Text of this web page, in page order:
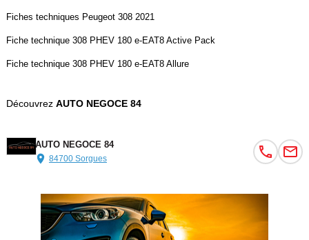
Fiches techniques Peugeot 308 2021
Fiche technique 308 PHEV 180 e-EAT8 Active Pack
Fiche technique 308 PHEV 180 e-EAT8 Allure
Découvrez AUTO NEGOCE 84
AUTO NEGOCE 84
84700 Sorgues